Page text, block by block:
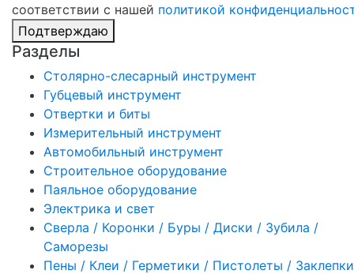
соответствии с нашей политикой
Подтверждаю
Разделы
Столярно-слесарный инструмент
Губцевый инструмент
Отвертки и биты
Измерительный инструмент
Автомобильный инструмент
Строительное оборудование
Паяльное оборудование
Электрика и свет
Сверла / Коронки / Буры / Диски / Зубила /
Саморезы
Пены / Клеи / Герметики / Пистолеты / Заклепки